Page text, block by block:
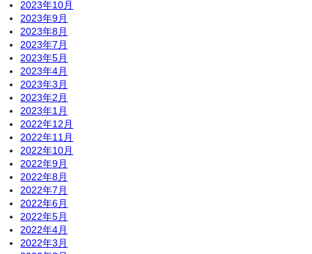
2023年10月
2023年9月
2023年8月
2023年7月
2023年5月
2023年4月
2023年3月
2023年2月
2023年1月
2022年12月
2022年11月
2022年10月
2022年9月
2022年8月
2022年7月
2022年6月
2022年5月
2022年4月
2022年3月